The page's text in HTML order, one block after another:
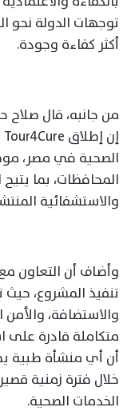
توجهات الدولة نحو
أكثر كفاءة وجودة.
من جانبه، قال صلاح
الصحية في مصر،
المحافظات، بما
والاستشفائية
وأضاف أن التعاون
تنفيذ المشروع، حيث
والاستضافة،
متكاملة قادرة على
أن أي منشأة طبية
خلال فترة زمنية
الخدمات الصحية.